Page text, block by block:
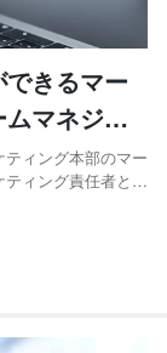
できるマー
マネジメ
き成約に
ィング本部のマー
ィング責任者と
本部で取り扱う